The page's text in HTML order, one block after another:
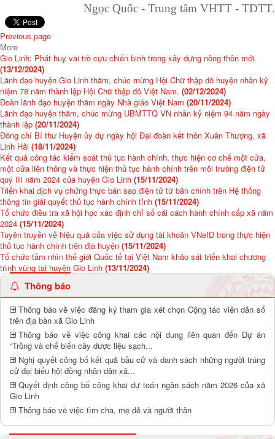
Ngọc Quốc - Trung tâm VHTT - TDTT.
Previous page
More
Gio Linh: Phát huy vai trò cựu chiến binh trong xây dựng nông thôn mới.
(13/12/2024)
Lãnh đạo huyện Gio Linh thăm, chúc mừng Hội Chữ thập đỏ huyện nhân kỷ
niệm 78 năm thành lập Hội Chữ thập đỏ Việt Nam. (02/12/2024)
Đoàn lãnh đạo huyện thăm ngày Nhà giáo Việt Nam (20/11/2024)
Lãnh đạo huyện thăm, chúc mừng UBMTTQ VN nhân kỷ niệm 94 năm ngày
thành lập (20/11/2024)
Đồng chí Bí thư Huyện ủy dự ngày hội Đại đoàn kết thôn Xuân Thượng, xã
Linh Hải (18/11/2024)
Kết quả công tác kiểm soát thủ tục hành chính, thực hiện cơ chế một cửa,
một cửa liên thông và thực hiện thủ tục hành chính trên môi trường điện tử
quý III năm 2024 của huyện Gio Linh (15/11/2024)
Triển khai dịch vụ chứng thực bản sao điện tử từ bản chính trên Hệ thống
thông tin giải quyết thủ tục hành chính tỉnh (15/11/2024)
Tổ chức điều tra xã hội học xác định chỉ số cải cách hành chính cấp xã năm
2024 (15/11/2024)
Tuyên truyền về hiệu quả của việc sử dụng tài khoản VNeID trong thực hiện
thủ tục hành chính trên địa huyện (15/11/2024)
Tổ chức tầm nhìn thế giới Quốc tế tại Việt Nam khảo sát triển khai chương
trình vùng tại huyện Gio Linh (13/11/2024)
Thông báo
Thông báo về việc đăng ký tham gia xét chọn Cộng tác viên dân số
trên địa bàn xã Gio Linh
Thông báo về việc công khai các nội dung liên quan đến Dự án
“Trồng và chế biến cây dược liệu sạch...
Nghị quyết công bố kết quả bầu cử và danh sách những người trúng
cử đại biểu hội đồng nhân dân xã...
Quyết định công bố công khai dự toán ngân sách năm 2026 của xã
Gio Linh
Thông báo về việc tìm cha, mẹ đẻ và người thân